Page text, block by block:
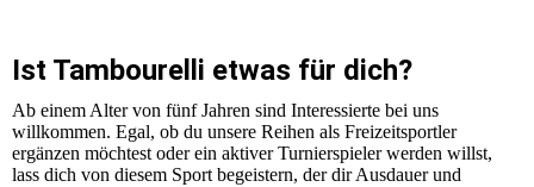
Ist Tambourelli etwas für dich?
Ab einem Alter von fünf Jahren sind Interessierte bei uns
willkommen. Egal, ob du unsere Reihen als Freizeitsportler
ergänzen möchtest oder ein aktiver Turnierspieler werden willst,
lass dich von diesem Sport begeistern, der dir Ausdauer und